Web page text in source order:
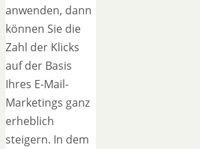
anwenden, dann
können Sie die
Zahl der Klicks
auf der Basis
Ihres E-Mail-
Marketings ganz
erheblich
steigern. In dem